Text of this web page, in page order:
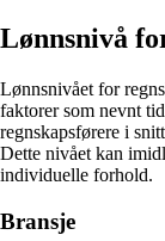
Lønnsnivå
Lønnsnivået for
faktorer som nevnt
regnskapsførere i
Dette nivået kan
individuelle forhold.
Bransje